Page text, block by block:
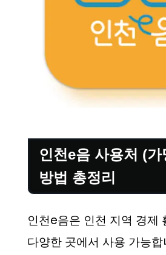
인천e음 사용처 (
방법 총정리
인천e음은 인천 지역 경제
다양한 곳에서 사용 가능